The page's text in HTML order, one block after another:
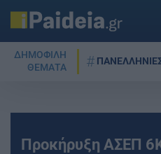
ΔΗΜΟΦΙΛΗ
ΘΕΜΑΤΑ
Προκήρυξη ΑΣΕΠ